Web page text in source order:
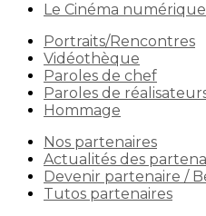
Le Cinéma numérique
Portraits/Rencontres
Vidéothèque
Paroles de chef
Paroles de
Hommage
Nos partenaires
Actualités des
Devenir partenaire /
Tutos partenaires